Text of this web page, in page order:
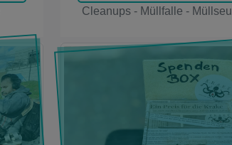
Cleanups - Müllfalle -